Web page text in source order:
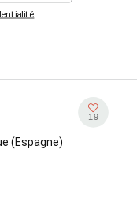
(Espagne)
19